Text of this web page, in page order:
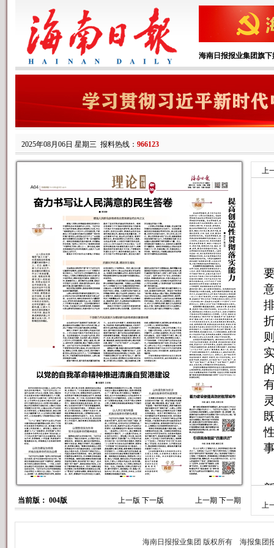
海南日报报业集团旗下
2025年08月06日 星期三 报料热线： 966123
当前版： 004版 上一版 下一版 上一期 下一期
上
上